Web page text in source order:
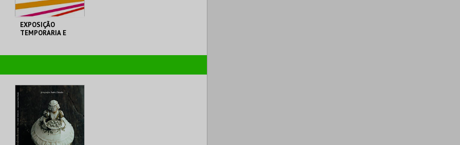
EXPOSIÇÃO
TEMPORARIA E
MUSEU MUNICIPAL T.
MAIS INFO
COMPRAR